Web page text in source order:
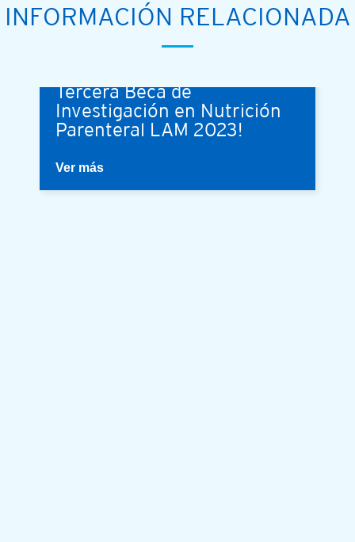
INFORMACIÓN RELACIONADA
Tercera Beca de
Investigación en Nutrición
Parenteral LAM 2023!
Ver más